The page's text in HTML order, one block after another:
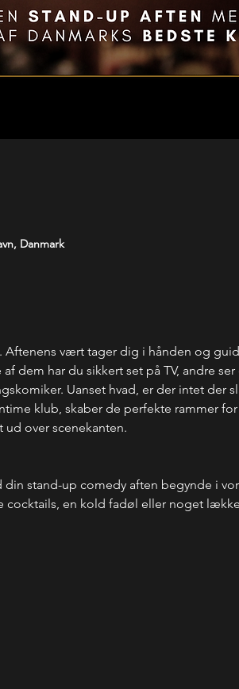
Danmark
Aftenens vært tager dig i hånden og
dem har du sikkert set på TV, andre
Uanset hvad, er der intet der
klub, skaber de perfekte rammer
over scenekanten.
stand-up comedy aften begynde i
cocktails, en kold fadøl eller noget